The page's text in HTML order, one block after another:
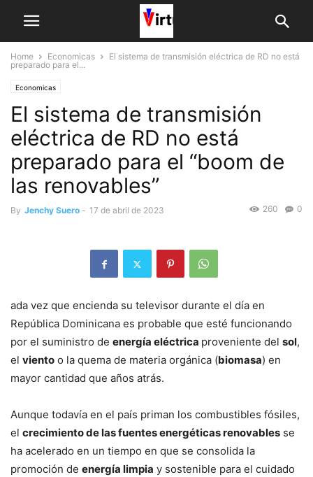
Home Economicas
El sistema de transmisión eléctrica de RD no está
preparado para el...
Economicas
El sistema de transmisión
eléctrica de RD no está
preparado para el “boom de
las renovables”
By Jenchy Suero - 17 de abril de 2023 0
260
ada vez que encienda su televisor durante el día en
República Dominicana es probable que esté funcionando
por el suministro de energía eléctrica proveniente del sol,
el viento o la quema de materia orgánica (biomasa) en
mayor cantidad que años atrás.
Aunque todavía en el país priman los combustibles fósiles,
el crecimiento de las fuentes energéticas renovables se
ha acelerado en un tiempo en que se consolida la
promoción de energía limpia y sostenible para el cuidado